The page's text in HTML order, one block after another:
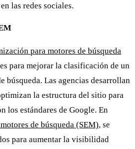
las redes sociales.
para motores de búsqueda
para mejorar la clasificación de un
búsqueda. Las agencias desarrollan
la estructura del sitio para
los estándares de Google. En
de búsqueda (SEM), se
para aumentar la visibilidad